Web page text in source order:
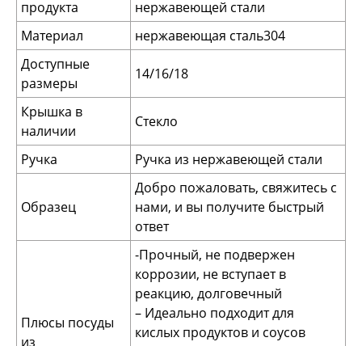
продукта
нержавеющей стали
Материал
нержавеющая сталь304
Доступные
размеры
14/16/18
Крышка в
наличии
Стекло
Ручка Ручка из нержавеющей стали
Образец
Добро пожаловать, свяжитесь с
нами, и вы получите быстрый
ответ
Плюсы посуды
из
-Прочный, не подвержен
коррозии, не вступает в
реакцию, долговечный
– Идеально подходит для
кислых продуктов и соусов